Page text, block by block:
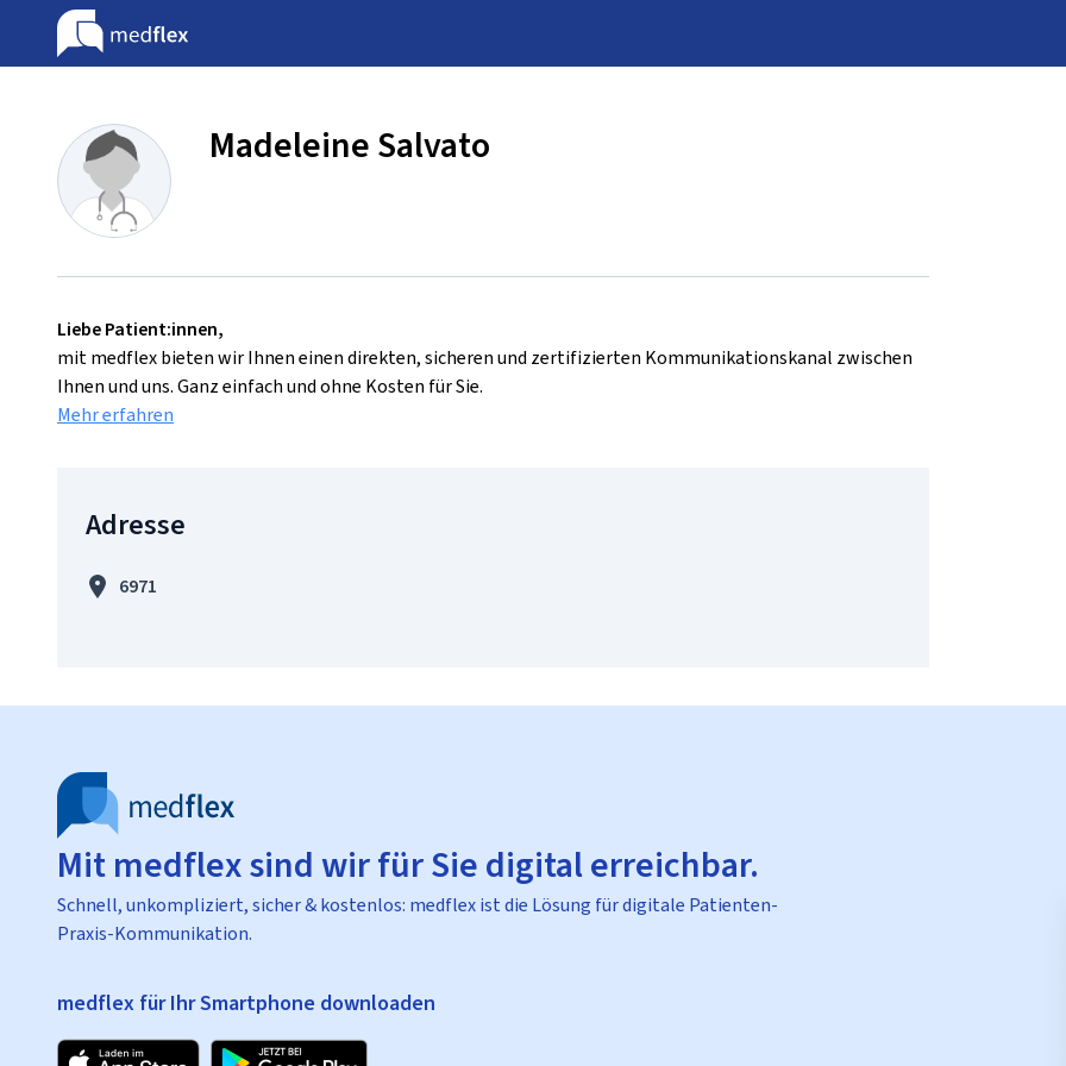
Madeleine Salvato
Liebe Patient:innen,
mit medflex bieten wir Ihnen einen direkten, sicheren und zertifizierten Kommunikationskanal zwischen
Ihnen und uns. Ganz einfach und ohne Kosten für Sie.
Mehr erfahren
Adresse
6971
Mit medflex sind wir für Sie digital erreichbar.
Schnell, unkompliziert, sicher & kostenlos: medflex ist die Lösung für digitale Patienten-
Praxis-Kommunikation.
medflex für Ihr Smartphone downloaden